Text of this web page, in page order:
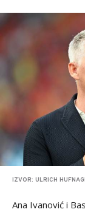
IZVOR: ULRICH
Ana Ivanović i